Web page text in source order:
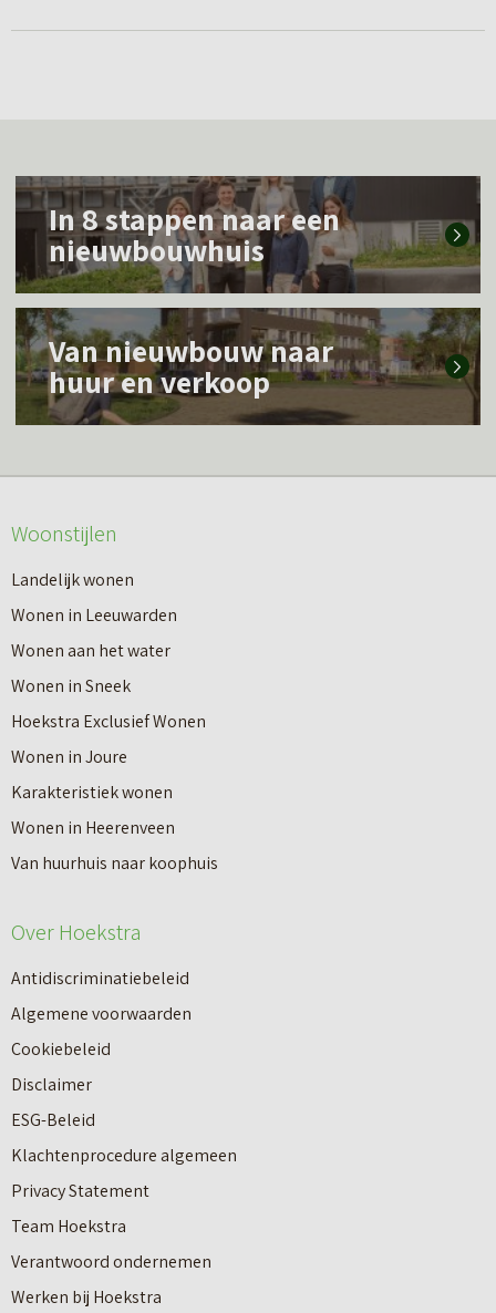
L
s
m
e
o
e
r
I
n
8
s
t
a
p
p
n
n
a
a
r
e
e
n
n
i
e
In 8 stappen naar een
nieuwbouwhuis
L
e
s
e
o
v
e
r
V
a
n
n
e
Van nieuwbouw naar
huur en verkoop
Woonstijlen
Landelijk wonen
Wonen in Leeuwarden
Wonen aan het water
Wonen in Sneek
Hoekstra Exclusief Wonen
Wonen in Joure
Karakteristiek wonen
Wonen in Heerenveen
Van huurhuis naar koophuis
Over Hoekstra
Antidiscriminatiebeleid
Algemene voorwaarden
Cookiebeleid
Disclaimer
ESG-Beleid
Klachtenprocedure algemeen
Privacy Statement
Team Hoekstra
Verantwoord ondernemen
Werken bij Hoekstra